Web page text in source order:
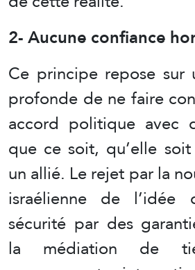
2- Aucune confiance
Ce principe repose sur
profonde de ne faire
accord politique avec
que ce soit, qu’elle
un allié. Le rejet par la
israélienne de l’idée
sécurité par des
la médiation de